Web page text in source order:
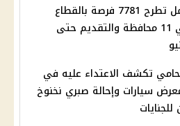
وزارة العمل تطرح 7781 فرصة بالقطاع
الخاص في 11 محافظة والتقديم حتى
تكشف الاعتداء عليه في
سيارات وإحالة صبري نخنوخ